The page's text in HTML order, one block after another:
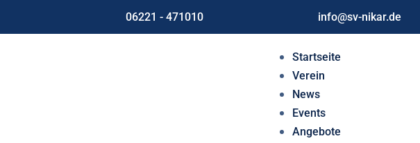
06221 - 471010 info@sv-nikar.de
Startseite
Verein
News
Events
Angebote